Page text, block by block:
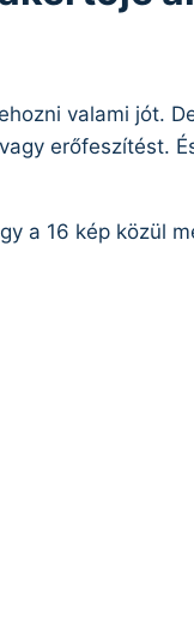
valami jót.
erőfeszítést.
a 16 kép közül